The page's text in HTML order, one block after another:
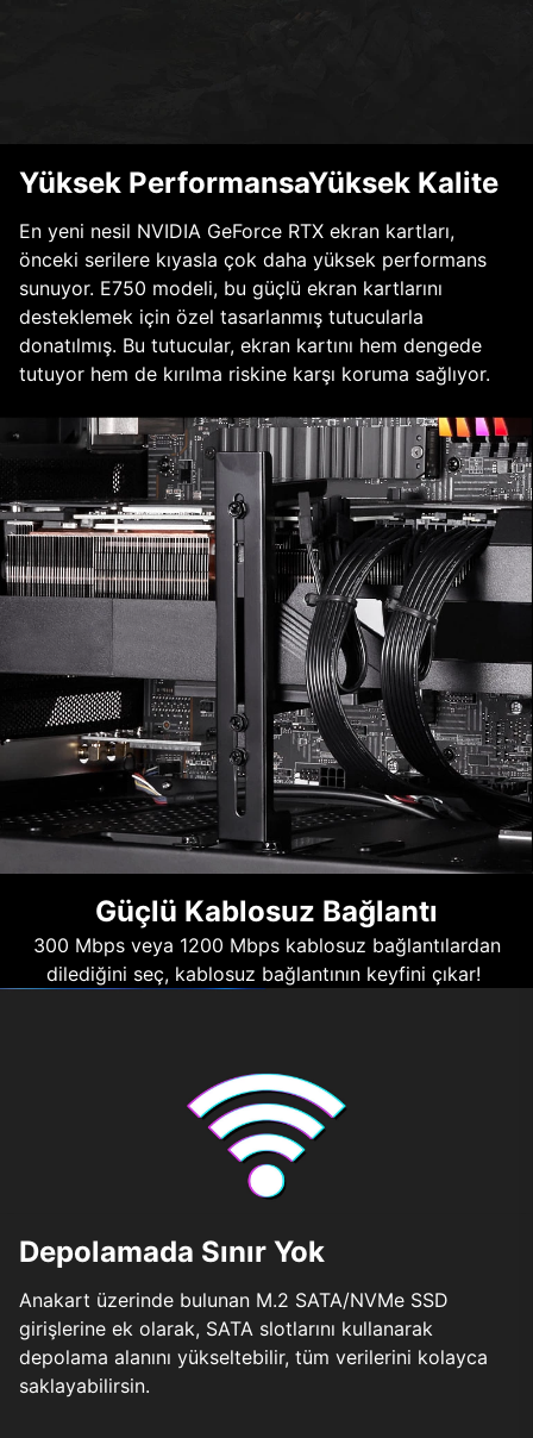
Yüksek PerformansaYüksek Kalite
En yeni nesil NVIDIA GeForce RTX ekran kartları,
önceki serilere kıyasla çok daha yüksek performans
sunuyor. E750 modeli, bu güçlü ekran kartlarını
desteklemek için özel tasarlanmış tutucularla
donatılmış. Bu tutucular, ekran kartını hem dengede
tutuyor hem de kırılma riskine karşı koruma sağlıyor.
Güçlü Kablosuz Bağlantı
300 Mbps veya 1200 Mbps kablosuz bağlantılardan
dilediğini seç, kablosuz bağlantının keyfini çıkar!
Depolamada Sınır Yok
Anakart üzerinde bulunan M.2 SATA/NVMe SSD
girişlerine ek olarak, SATA slotlarını kullanarak
depolama alanını yükseltebilir, tüm verilerini kolayca
saklayabilirsin.